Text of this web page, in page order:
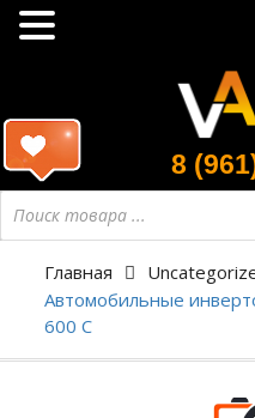
8
Главная
Автомобильные
600 C